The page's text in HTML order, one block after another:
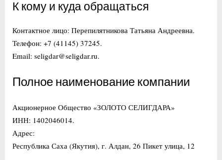
К кому и куда обращаться
Контактное лицо: Перепилятникова Татьяна Андреевна.
Телефон: +7 (41145) 37245.
Email: seligdar@seligdar.ru.
Полное наименование компании
Акционерное Общество «ЗОЛОТО СЕЛИГДАРА»
ИНН: 1402046014.
Адрес:
Республика Саха (Якутия), г. Алдан, 26 Пикет улица, 12